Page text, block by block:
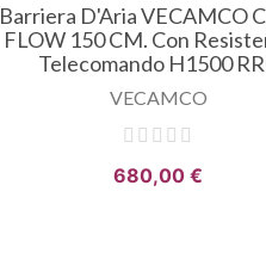
Barriera D'Aria VECAMCO
FLOW 150 CM. Con
Telecomando H1500
VECAMCO
680,00 €